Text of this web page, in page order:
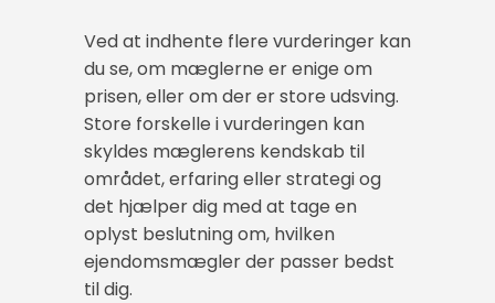
Ved at indhente flere vurderinger kan
du se, om mæglerne er enige om
prisen, eller om der er store udsving.
Store forskelle i vurderingen kan
skyldes mæglerens kendskab til
området, erfaring eller strategi og
det hjælper dig med at tage en
oplyst beslutning om, hvilken
ejendomsmægler der passer bedst
til dig.